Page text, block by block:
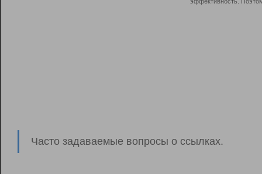
Часто задаваемые вопросы о ссылках.